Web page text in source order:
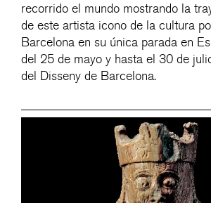
recorrido el mundo mostrando la
de este artista icono de la cultura
Barcelona en su única parada en
del 25 de mayo y hasta el 30 de
del Disseny de Barcelona.